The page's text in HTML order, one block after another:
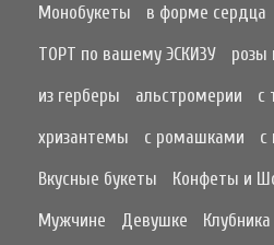
Монобукеты
в форме сердца
ТОРТ по вашему ЭСКИЗУ
розы
из герберы
альстромерии
с
хризантемы
с ромашками с
Вкусные букеты
Конфеты и
Мужчине
Девушке